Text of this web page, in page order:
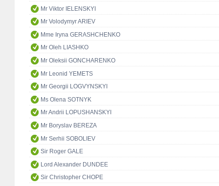
Mr Viktor IELENSKYI
Mr Volodymyr ARIEV
Mme Iryna GERASHCHENKO
Mr Oleh LIASHKO
Mr Oleksii GONCHARENKO
Mr Leonid YEMETS
Mr Georgii LOGVYNSKYI
Ms Olena SOTNYK
Mr Andrii LOPUSHANSKYI
Mr Boryslav BEREZA
Mr Serhii SOBOLIEV
Sir Roger GALE
Lord Alexander DUNDEE
Sir Christopher CHOPE